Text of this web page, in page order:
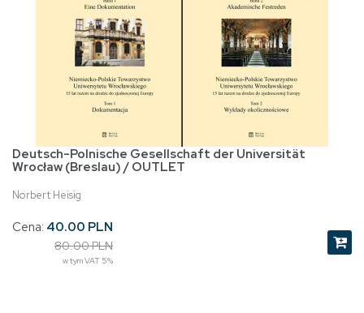
Deutsch-Polnische Gesellschaft der Universität
Wrocław (Breslau) / OUTLET
Norbert Heisig
Cena: 40.00 PLN
80.00 PLN
w tym VAT 5%